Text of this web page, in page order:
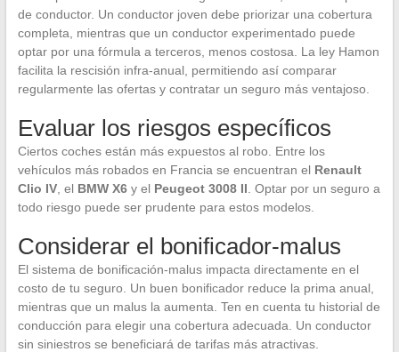
de conductor. Un conductor joven debe priorizar una cobertura
completa, mientras que un conductor experimentado puede
optar por una fórmula a terceros, menos costosa. La ley Hamon
facilita la rescisión infra-anual, permitiendo así comparar
regularmente las ofertas y contratar un seguro más ventajoso.
Evaluar los riesgos específicos
Ciertos coches están más expuestos al robo. Entre los
vehículos más robados en Francia se encuentran el Renault
Clio IV, el BMW X6y el Peugeot 3008 II . Optar por un seguro a
todo riesgo puede ser prudente para estos modelos.
Considerar el bonificador-malus
El sistema de bonificación-malus impacta directamente en el
costo de tu seguro. Un buen bonificador reduce la prima anual,
mientras que un malus la aumenta. Ten en cuenta tu historial de
conducción para elegir una cobertura adecuada. Un conductor
sin siniestros se beneficiará de tarifas más atractivas.